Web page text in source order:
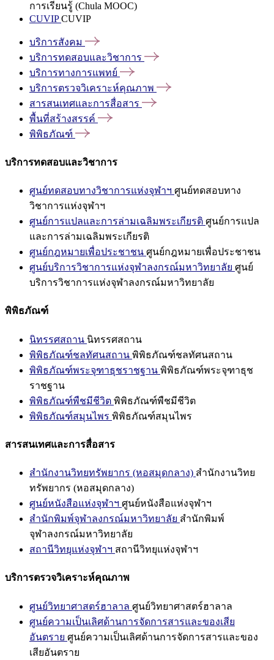
การเรียนรู้ (Chula MOOC)
CUVIPCUVIP
บริการสังคม
บริการทดสอบและวิชาการ
บริการทางการแพทย์
บริการตรวจวิเคราะห์คุณภาพ
สารสนเทศและการสื่อสาร
พื้นที่สร้างสรรค์
พิพิธภัณฑ์
บริการทดสอบและวิชาการ
ศูนย์ทดสอบทางวิชาการแห่งจุฬาฯ ศูนย์ทดสอบทาง
วิชาการแห่งจุฬาฯ
ศูนย์การแปลและการล่ามเฉลิมพระเกียรติ ศูนย์การแปล
และการล่ามเฉลิมพระเกียรติ
ศูนย์กฎหมายเพื่อประชาชน ศูนย์กฎหมายเพื่อประชาชน
ศูนย์บริการวิชาการแห่งจุฬาลงกรณ์มหาวิทยาลัย ศูนย์
บริการวิชาการแห่งจุฬาลงกรณ์มหาวิทยาลัย
พิพิธภัณฑ์
นิทรรศสถาน นิทรรศสถาน
พิพิธภัณฑ์ชลทัศนสถาน พิพิธภัณฑ์ชลทัศนสถาน
พิพิธภัณฑ์พระจุฑาธุชราชฐาน พิพิธภัณฑ์พระจุฑาธุช
ราชฐาน
พิพิธภัณฑ์พืชมีชีวิต พิพิธภัณฑ์พืชมีชีวิต
พิพิธภัณฑ์สมุนไพร พิพิธภัณฑ์สมุนไพร
สารสนเทศและการสื่อสาร
สำนักงานวิทยทรัพยากร (หอสมุดกลาง) สำนักงานวิทย
ทรัพยากร (หอสมุดกลาง)
ศูนย์หนังสือแห่งจุฬาฯ ศูนย์หนังสือแห่งจุฬาฯ
สำนักพิมพ์จุฬาลงกรณ์มหาวิทยาลัย สำนักพิมพ์
จุฬาลงกรณ์มหาวิทยาลัย
สถานีวิทยุแห่งจุฬาฯ สถานีวิทยุแห่งจุฬาฯ
บริการตรวจวิเคราะห์คุณภาพ
ศูนย์วิทยาศาสตร์ฮาลาล ศูนย์วิทยาศาสตร์ฮาลาล
ศูนย์ความเป็นเลิศด้านการจัดการสารและของเสีย
อันตราย ศูนย์ความเป็นเลิศด้านการจัดการสารและของ
เสียอันตราย